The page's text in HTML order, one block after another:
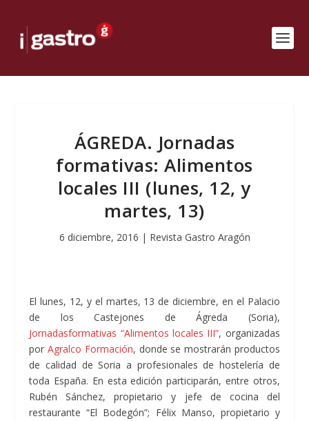
ÁGREDA. Jornadas
formativas: Alimentos
locales III (lunes, 12, y
martes, 13)
6 diciembre, 2016 | Revista Gastro Aragón
El lunes, 12, y el martes, 13 de diciembre, en el Palacio
de los Castejones de Ágreda (Soria),
Jornadasformativas “Alimentos locales III”, organizadas
porAgralco Formación, donde se mostrarán productos
de calidad de Soria a profesionales de hostelería de
toda España. En esta edición participarán, entre otros,
Rubén Sánchez, propietario y jefe de cocina del
restaurante “El Bodegón”; Félix Manso, propietario y